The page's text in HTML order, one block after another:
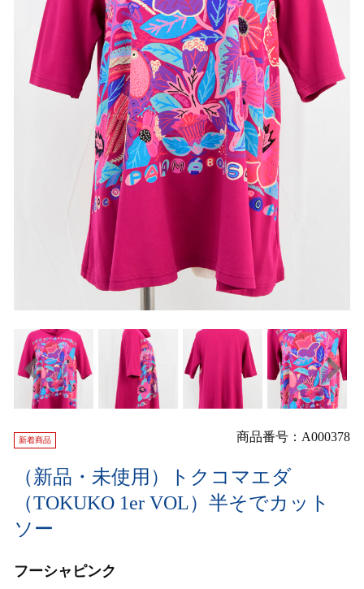
新着商品 商品番号：A000378
（新品・未使用）トクコマエダ
（TOKUKO 1er VOL）半そでカット
ソー
フーシャピンク